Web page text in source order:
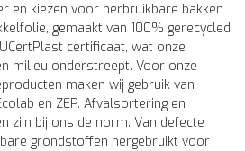
en kiezen voor herbruikbare bakken
gemaakt van 100% gerecycled
certificaat, wat onze
milieu onderstreept. Voor onze
maken wij gebruik van
en ZEP. Afvalsortering en
zijn bij ons de norm. Van defecte
grondstoffen hergebruikt voor